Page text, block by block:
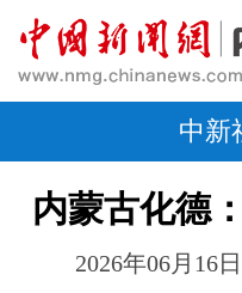
中新
内蒙古化德
2026年06月16